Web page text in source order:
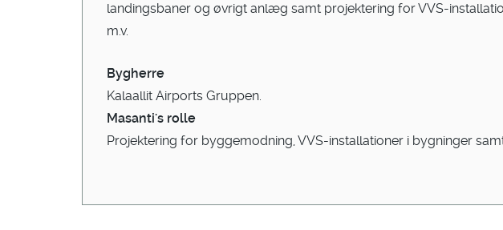
landingsbaner og øvrigt anlæg samt projektering for VVS-
m.v.
Bygherre
Kalaallit Airports Gruppen.
Masanti's rolle
Projektering for byggemodning, VVS-installationer i bygninger